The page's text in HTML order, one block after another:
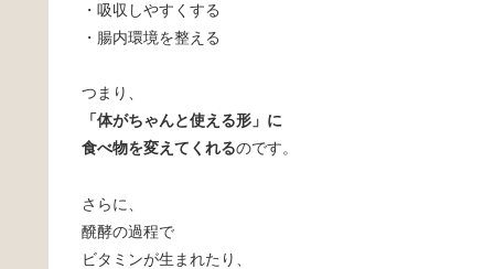
・吸収しやすくする
・腸内環境を整える
つまり、
「体がちゃんと使える形」に
食べ物を変えてくれるのです。
さらに、
醗酵の過程で
ビタミンが生まれたり、